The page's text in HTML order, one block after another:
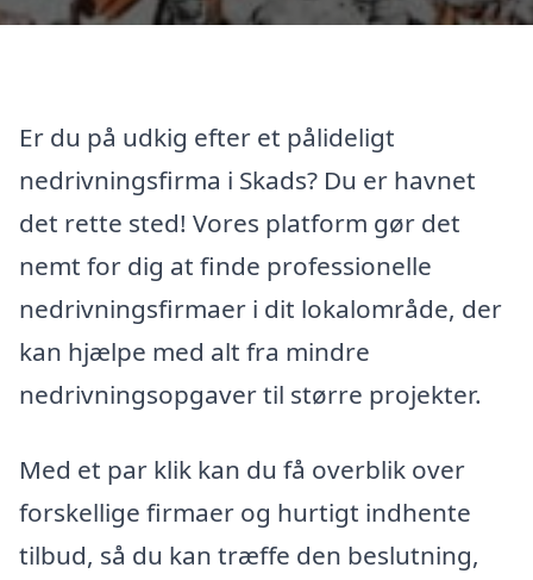
Er du på udkig efter et pålideligt
nedrivningsfirma i Skads? Du er havnet
det rette sted! Vores platform gør det
nemt for dig at finde professionelle
nedrivningsfirmaer i dit lokalområde, der
kan hjælpe med alt fra mindre
nedrivningsopgaver til større projekter.
Med et par klik kan du få overblik over
forskellige firmaer og hurtigt indhente
tilbud, så du kan træffe den beslutning,